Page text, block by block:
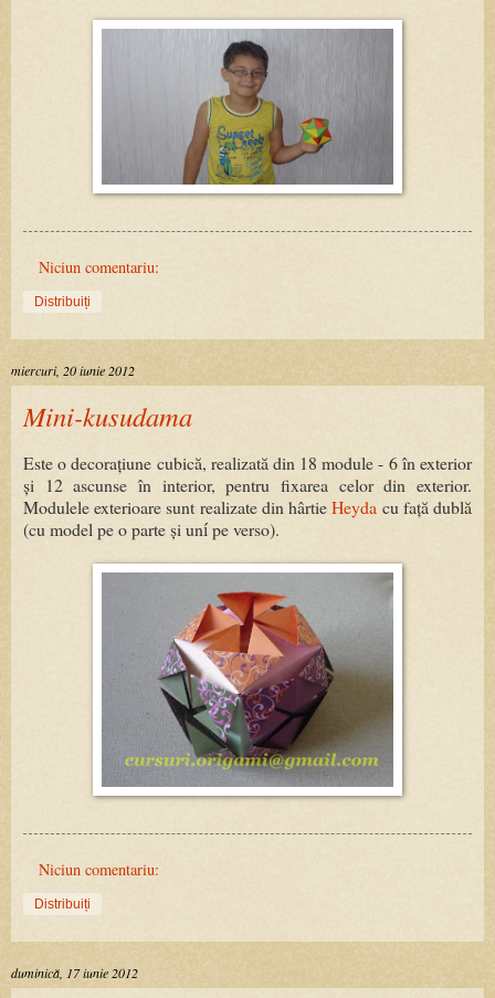
Niciun comentariu:
Distribuiți
miercuri, 20 iunie 2012
Mini-kusudama
Este o decorațiune cubică, realizată din 18 module - 6 în exterior
și 12 ascunse în interior, pentru fixarea celor din exterior.
Modulele exterioare sunt realizate din hârtieHeyda cu față dublă
(cu model pe o parte și unípe verso).
Niciun comentariu:
Distribuiți
duminică, 17 iunie 2012